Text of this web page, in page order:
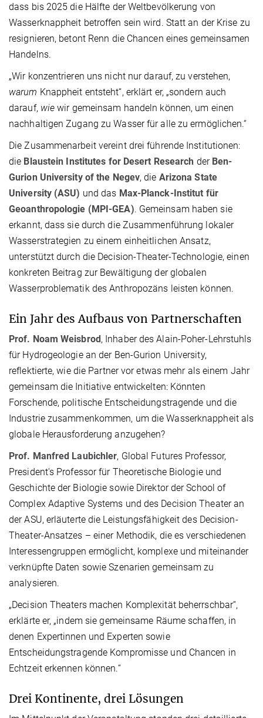
dass bis 2025 die Hälfte der Weltbevölkerung von
Wasserknappheit betroffen sein wird. Statt an der Krise zu
resignieren, betont Renn die Chancen eines gemeinsamen
Handelns.
„Wir konzentrieren uns nicht nur darauf, zu verstehen,
warum Knappheit entsteht“, erklärt er, „sondern auch
darauf, wiewir gemeinsam handeln können, um einen
nachhaltigen Zugang zu Wasser für alle zu ermöglichen.“
Die Zusammenarbeit vereint drei führende Institutionen:
die Blaustein Institutes for Desert Research derBen-
Gurion University of the Negev, die Arizona State
University (ASU) und das Max-Planck-Institut für
Geoanthropologie (MPI-GEA). Gemeinsam haben sie
erkannt, dass sie durch die Zusammenführung lokaler
Wasserstrategien zu einem einheitlichen Ansatz,
unterstützt durch die Decision-Theater-Technologie, einen
konkreten Beitrag zur Bewältigung der globalen
Wasserproblematik des Anthropozäns leisten können.
Ein Jahr des Aufbaus von Partnerschaften
Prof. Noam Weisbrod, Inhaber des Alain-Poher-Lehrstuhls
für Hydrogeologie an der Ben-Gurion University,
reflektierte, wie die Partner vor etwas mehr als einem Jahr
gemeinsam die Initiative entwickelten: Könnten
Forschende, politische Entscheidungstragende und die
Industrie zusammenkommen, um die Wasserknappheit als
globale Herausforderung anzugehen?
Prof. Manfred Laubichler, Global Futures Professor,
President's Professor für Theoretische Biologie und
Geschichte der Biologie sowie Direktor der School of
Complex Adaptive Systems und des Decision Theater an
der ASU, erläuterte die Leistungsfähigkeit des Decision-
Theater-Ansatzes – einer Methodik, die es verschiedenen
Interessengruppen ermöglicht, komplexe und miteinander
verknüpfte Daten sowie Szenarien gemeinsam zu
analysieren.
„Decision Theaters machen Komplexität beherrschbar“,
erklärte er, „indem sie gemeinsame Räume schaffen, in
denen Expertinnen und Experten sowie
Entscheidungstragende Kompromisse und Chancen in
Echtzeit erkennen können.“
Drei Kontinente, drei Lösungen